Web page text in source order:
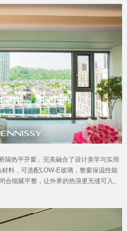
加盟投资
热平开窗」完美融合了设计美学与实用
料，可选配LOW-E玻璃，整窗保温性能
合细腻平整，让外界的热浪更无缝可入。